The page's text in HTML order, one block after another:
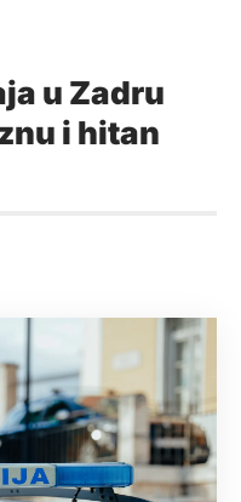
u Zadru
i hitan